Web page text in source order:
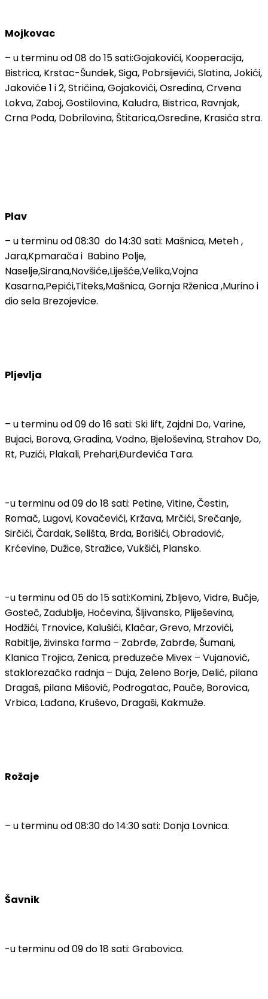
Mojkovac
– u terminu od 08 do 15 sati:Gojakovići, Kooperacija,
Bistrica, Krstac-Šundek, Siga, Pobrsijevići, Slatina, Jokići,
Jakoviće 1 i 2, Stričina, Gojakovići, Osredina, Crvena
Lokva, Zaboj, Gostilovina, Kaludra, Bistrica, Ravnjak,
Crna Poda, Dobrilovina, Štitarica,Osredine, Krasića stra.
Plav
– u terminu od 08:30 do 14:30 sati: Mašnica, Meteh ,
Jara,Kpmarača i Babino Polje,
Naselje,Sirana,Novšiće,Liješće,Velika,Vojna
Kasarna,Pepići,Titeks,Mašnica, Gornja Rženica ,Murino i
dio sela Brezojevice.
Pljevlja
– u terminu od 09 do 16 sati: Ski lift, Zajdni Do, Varine,
Bujaci, Borova, Gradina, Vodno, Bjeloševina, Strahov Do,
Rt, Puzići, Plakali, Prehari,Đurđevića Tara.
-u terminu od 09 do 18 sati: Petine, Vitine, Čestin,
Romač, Lugovi, Kovačevići, Kržava, Mrčići, Srečanje,
Sirčići, Čardak, Selišta, Brda, Borišići, Obradović,
Krćevine, Dužice, Stražice, Vukšići, Plansko.
-u terminu od 05 do 15 sati:Komini, Zbljevo, Vidre, Bučje,
Gosteč, Zadublje, Hoćevina, Šljivansko, Pliješevina,
Hodžići, Trnovice, Kalušići, Klačar, Grevo, Mrzovići,
Rabitlje, živinska farma – Zabrđe, Zabrđe, Šumani,
Klanica Trojica, Zenica, preduzeće Mivex – Vujanović,
staklorezačka radnja – Duja, Zeleno Borje, Delić, pilana
Dragaš, pilana Mišović, Podrogatac, Pauče, Borovica,
Vrbica, Lađana, Kruševo, Dragaši, Kakmuže.
Rožaje
– u terminu od 08:30 do 14:30 sati: Donja Lovnica.
Šavnik
-u terminu od 09 do 18 sati: Grabovica.